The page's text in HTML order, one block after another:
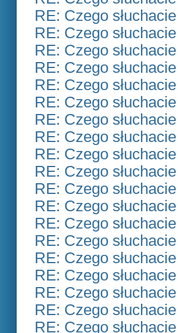
RE: Czego
RE: Czego
RE: Czego
RE: Czego
RE: Czego
RE: Czego
RE: Czego
RE: Czego
RE: Czego
RE: Czego
RE: Czego
RE: Czego
RE: Czego
RE: Czego
RE: Czego
RE: Czego
RE: Czego
RE: Czego
RE: Czego